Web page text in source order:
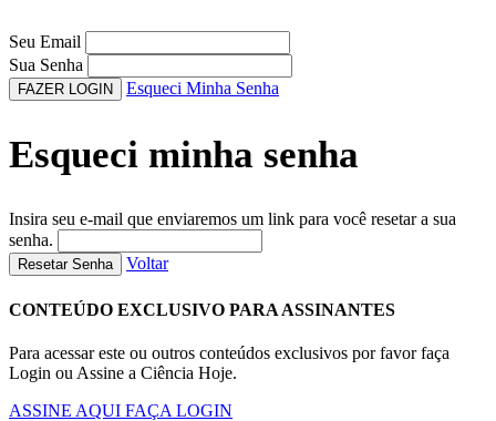
Seu Email
Sua Senha
FAZER LOGIN Esqueci Minha Senha
Esqueci minha senha
Insira seu e-mail que enviaremos um link para você resetar a sua
senha.
Resetar Senha Voltar
CONTEÚDO EXCLUSIVO PARA ASSINANTES
Para acessar este ou outros conteúdos exclusivos por favor faça
Login ou Assine a Ciência Hoje.
ASSINE AQUI FAÇA LOGIN